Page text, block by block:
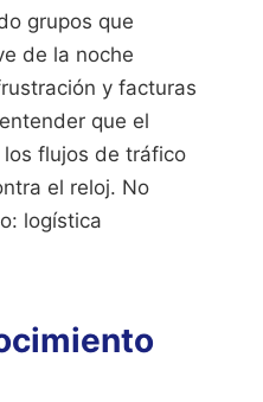
grupos que
de la noche
y facturas
que el
flujos de tráfico
el reloj. No
logística